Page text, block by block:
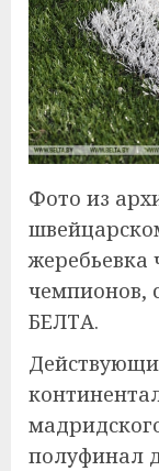
Фото из
жеребьевка
чемпионов,
БЕЛТА.
полуфинал